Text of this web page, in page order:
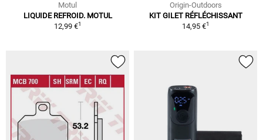
Motul
LIQUIDE REFROID. MOTUL
12,99 €1
Origin-Outdoors
KIT GILET RÉFLÉCHISSANT
14,95 €1